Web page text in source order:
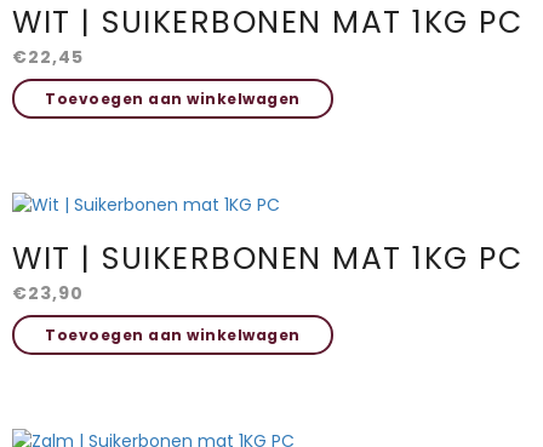
WIT | SUIKERBONEN MAT 1KG PC
€22,45
Toevoegen aan winkelwagen
WIT | SUIKERBONEN MAT 1KG PC
€23,90
Toevoegen aan winkelwagen